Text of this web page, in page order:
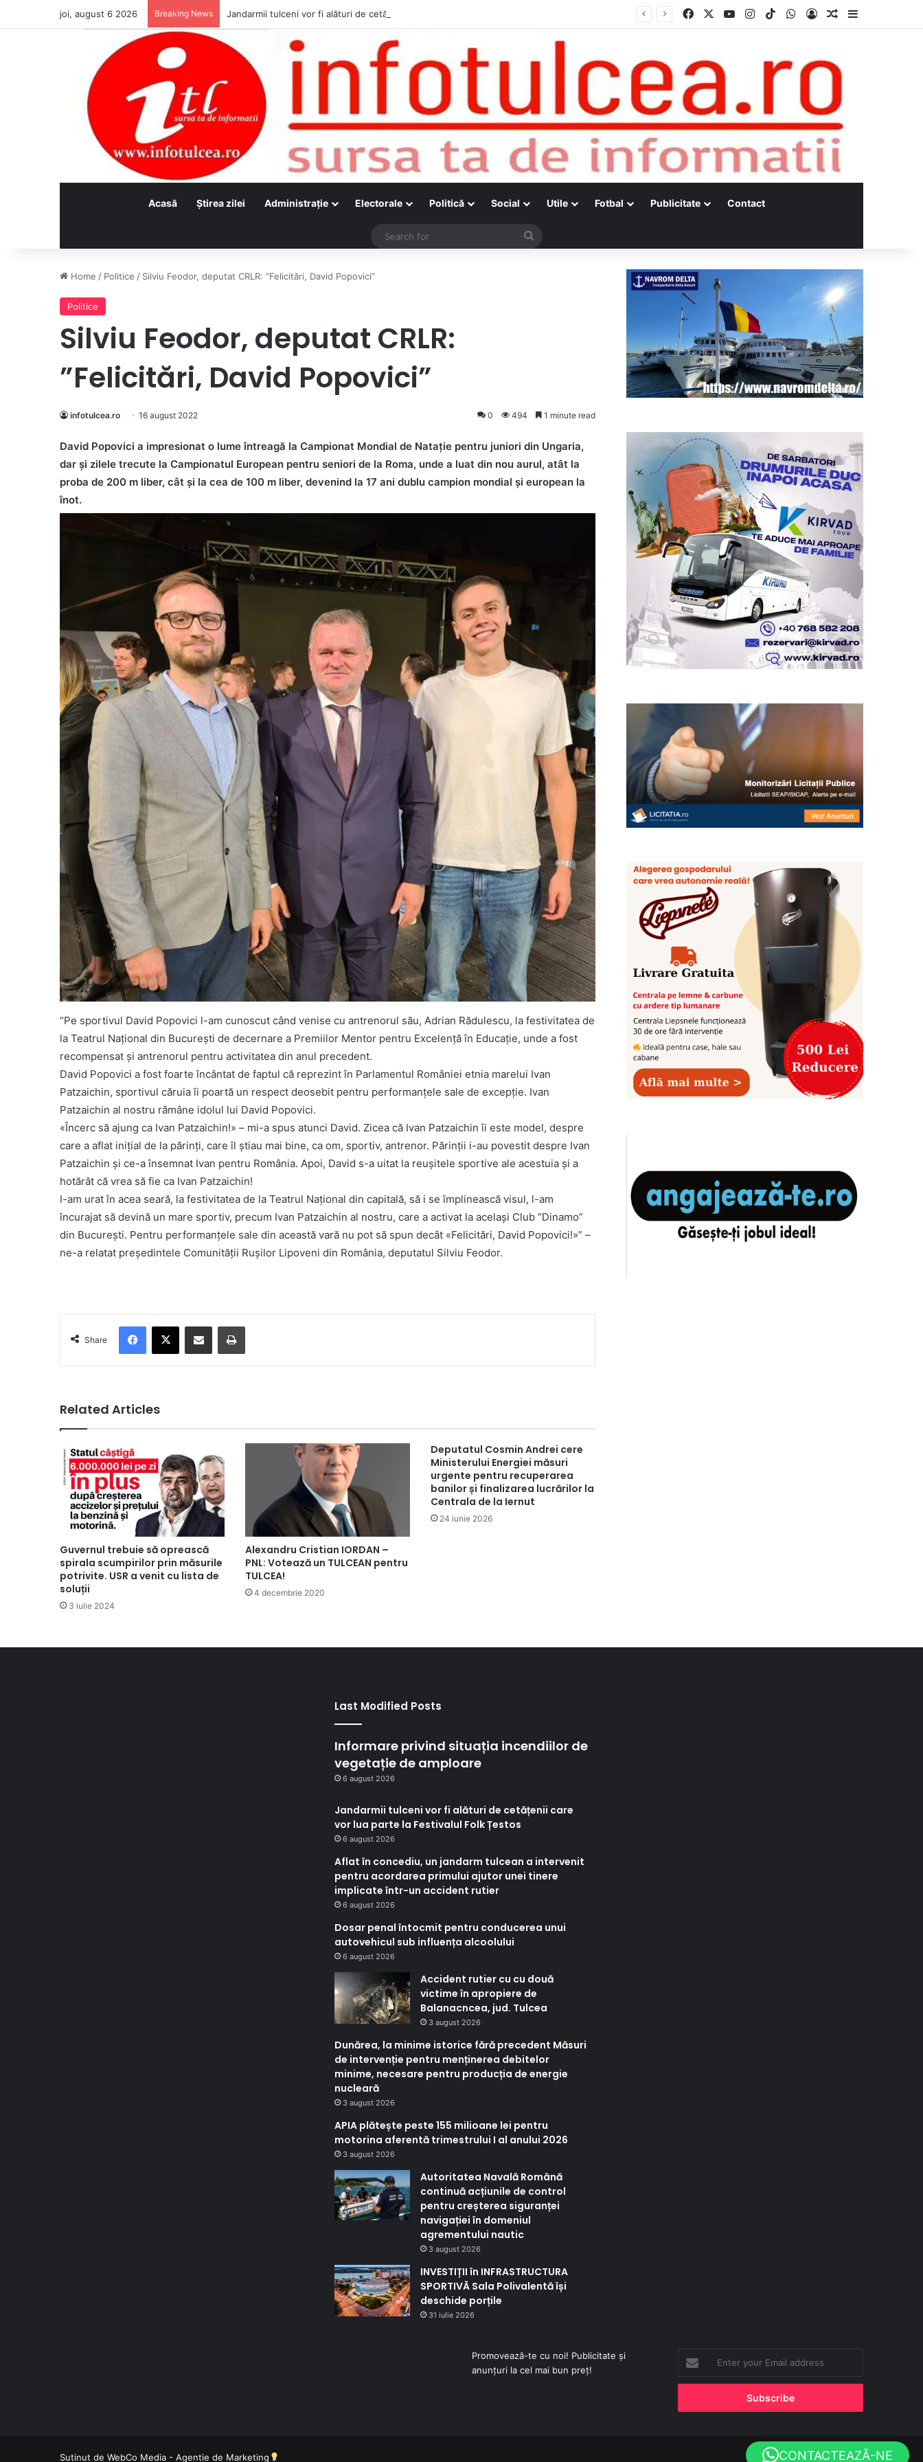
joi, august 6 2026 Breaking News Jandarmii tulceni vor fi alături de cetățenii care vor lua parte la Festivalul Folk Țestos Facebook YouTubeInstagram
TikTokWhatsApp
Log InRandom Article
Acasă Ştirea zilei Administraţie Electorale Politică Social Utile Fotbal Publicitate Contact
Search
Home / Politice / Silviu Feodor, deputat CRLR: ”Felicitări, David Popovici”
Politice
Silviu Feodor, deputat CRLR:
”Felicitări, David Popovici”
infotulcea.ro 16 august 2022 0 494 1 minute read
David Popovici a impresionat o lume întreagă la Campionat Mondial de Natație pentru juniori din Ungaria,
dar și zilele trecute la Campionatul European pentru seniori de la Roma, unde a luat din nou aurul, atât la
proba de 200 m liber, cât și la cea de 100 m liber, devenind la 17 ani dublu campion mondial și european la
înot.
“Pe sportivul David Popovici l-am cunoscut când venise cu antrenorul său, Adrian Rădulescu, la festivitatea de
la Teatrul Național din București de decernare a Premiilor Mentor pentru Excelență în Educație, unde a fost
recompensat și antrenorul pentru activitatea din anul precedent.
David Popovici a fost foarte încântat de faptul că reprezint în Parlamentul României etnia marelui Ivan
Patzaichin, sportivul căruia îi poartă un respect deosebit pentru performanțele sale de excepție. Ivan
Patzaichin al nostru rămâne idolul lui David Popovici.
«Încerc să ajung ca Ivan Patzaichin!» – mi-a spus atunci David. Zicea că Ivan Patzaichin îi este model, despre
care a aflat inițial de la părinți, care îl știau mai bine, ca om, sportiv, antrenor. Părinții i-au povestit despre Ivan
Patzaichin și ce-a însemnat Ivan pentru România. Apoi, David s-a uitat la reușitele sportive ale acestuia și a
hotărât că vrea să fie ca Ivan Patzaichin!
I-am urat în acea seară, la festivitatea de la Teatrul Național din capitală, să i se împlinească visul, l-am
încurajat să devină un mare sportiv, precum Ivan Patzaichin al nostru, care a activat la același Club “Dinamo”
din București. Pentru performanțele sale din această vară nu pot să spun decât «Felicitări, David Popovici!»” –
ne-a relatat președintele Comunității Rușilor Lipoveni din România, deputatul Silviu Feodor.
Share
Related Articles
Guvernul trebuie să oprească
spirala scumpirilor prin măsurile
potrivite. USR a venit cu lista de
soluții
3 iulie 2024
Alexandru Cristian IORDAN –
PNL: Votează un TULCEAN pentru
TULCEA!
4 decembrie 2020
Deputatul Cosmin Andrei cere
Ministerului Energiei măsuri
urgente pentru recuperarea
banilor și finalizarea lucrărilor la
Centrala de la Iernut
24 iunie 2026
Last Modified Posts
Informare privind situația incendiilor de
vegetație de amploare
6 august 2026
Jandarmii tulceni vor fi alături de cetățenii care
vor lua parte la Festivalul Folk Țestos
6 august 2026
Aflat în concediu, un jandarm tulcean a intervenit
pentru acordarea primului ajutor unei tinere
implicate într-un accident rutier
6 august 2026
Dosar penal întocmit pentru conducerea unui
autovehicul sub influența alcoolului
6 august 2026
Accident rutier cu cu două
victime în apropiere de
Balanacncea, jud. Tulcea
3 august 2026
Dunărea, la minime istorice fără precedent Măsuri
de intervenție pentru menținerea debitelor
minime, necesare pentru producția de energie
nucleară
3 august 2026
APIA plătește peste 155 milioane lei pentru
motorina aferentă trimestrului I al anului 2026
3 august 2026
Autoritatea Navală Română
continuă acțiunile de control
pentru creșterea siguranței
navigației în domeniul
agrementului nautic
3 august 2026
INVESTIȚII în INFRASTRUCTURA
SPORTIVĂ Sala Polivalentă își
deschide porțile
31 iulie 2026
Promovează-te cu noi! Publicitate și
anunțuri la cel mai bun preț!
your
Email
Sutinut de WebCo Media - Agentie de Marketing CONTACTEAZĂ-NE